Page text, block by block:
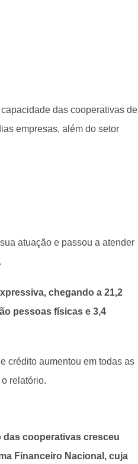
das cooperativas de
empresas, além do setor
atuação e passou a atender
chegando a 21,2
pessoas físicas e 3,4
crédito aumentou em todas as
relatório.
das cooperativas cresceu
Financeiro Nacional, cuja